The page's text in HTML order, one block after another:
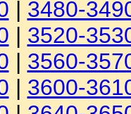
| 3480-
| 3520-
| 3560-
| 3600-